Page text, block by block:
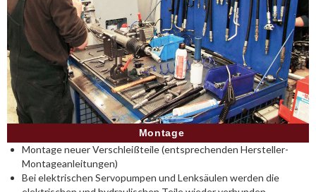
Montage
Montage neuer Verschleißteile (entsprechenden Hersteller-
Montageanleitungen)
Bei elektrischen Servopumpen und Lenksäulen werden die